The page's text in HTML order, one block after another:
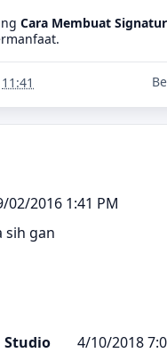
Cara Membuat
11:41
02/2016 1:41 PM
sih gan
Studio
4/10/2018